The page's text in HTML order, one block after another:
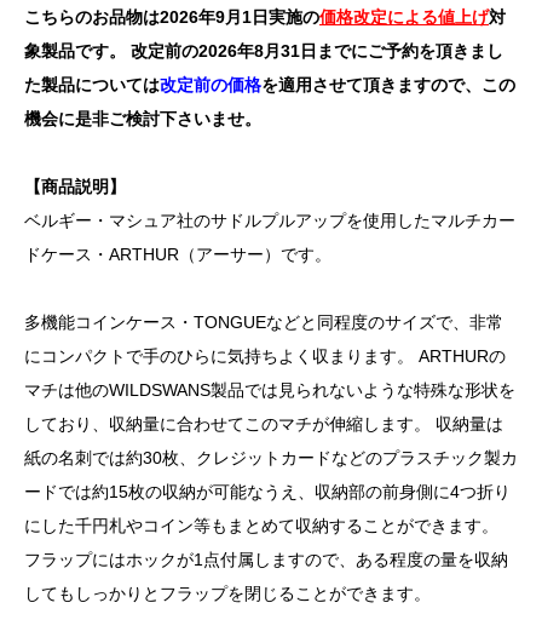
こちらのお品物は2026年9月1日実施の価格改定による値上げ対
象製品です。 改定前の2026年8月31日までにご予約を頂きまし
た製品については改定前の価格を適用させて頂きますので、この
機会に是非ご検討下さいませ。
【商品説明】
ベルギー・マシュア社のサドルプルアップを使用したマルチカー
ドケース・ARTHUR（アーサー）です。
多機能コインケース・TONGUEなどと同程度のサイズで、非常
にコンパクトで手のひらに気持ちよく収まります。 ARTHURの
マチは他のWILDSWANS製品では見られないような特殊な形状を
しており、収納量に合わせてこのマチが伸縮します。 収納量は
紙の名刺では約30枚、クレジットカードなどのプラスチック製カ
ードでは約15枚の収納が可能なうえ、収納部の前身側に4つ折り
にした千円札やコイン等もまとめて収納することができます。
フラップにはホックが1点付属しますので、ある程度の量を収納
してもしっかりとフラップを閉じることができます。